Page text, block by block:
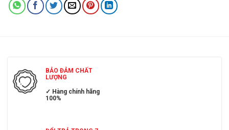
BẢO ĐẢM CHẤT
LƯỢNG
✓ Hàng chính hãng
100%